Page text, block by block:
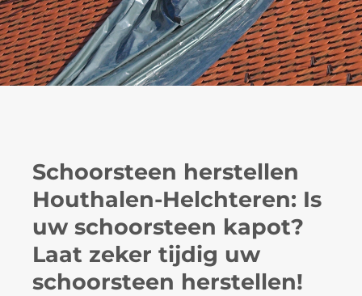
Schoorsteen herstellen
Houthalen-Helchteren: Is
uw schoorsteen kapot?
Laat zeker tijdig uw
schoorsteen herstellen!